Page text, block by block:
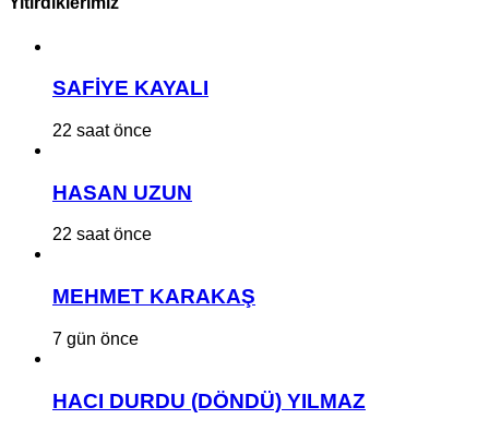
SAFİYE KAYALI
22 saat önce
HASAN UZUN
22 saat önce
MEHMET KARAKAŞ
7 gün önce
HACI DURDU (DÖNDÜ) YILMAZ